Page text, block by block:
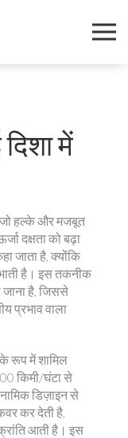
में
हल्के और मजबूत
दक्षता को बढ़ा
जाता है, क्योंकि
है। इस तकनीक
जाना है, जिससे
प्रभाव वाला
रूप में शामिल
किमी/घंटा से
डिज़ाइन से
कर देती है,
आती है। इस